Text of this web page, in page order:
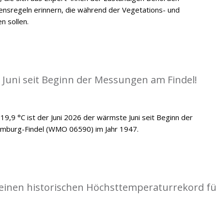
erinnern, die während der Vegetations- und
sollen.
seit Beginn der Messungen am Findel!
°C ist der Juni 2026 der wärmste Juni seit Beginn der
Findel (WMO 06590) im Jahr 1947.
historischen Höchsttemperaturrekord